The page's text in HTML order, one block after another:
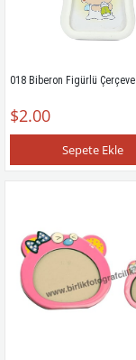
018 Biberon Figürlü Çerçeve
$2.00
Sepete Ekle